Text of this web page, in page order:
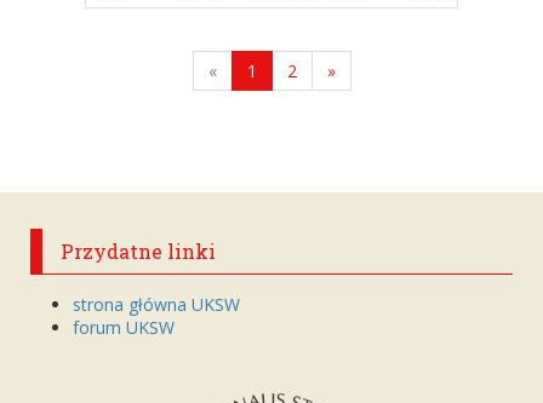
« 1 2 »
Przydatne linki
strona główna UKSW
forum UKSW